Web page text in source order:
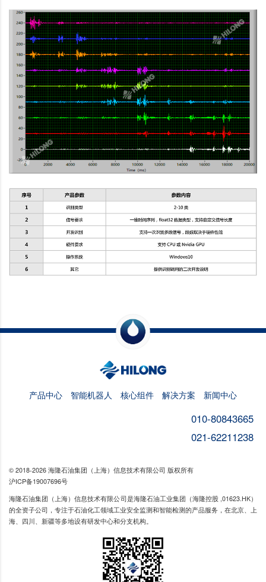
产品中心 智能机器人 核心组件 解决方案 新闻中心
010-80843665
021-62211238
© 2018-2026 海隆石油集团（上海）信息技术有限公司 版权所有
沪ICP备19007696号
海隆石油集团（上海）信息技术有限公司是海隆石油工业集团（海隆控股 ,01623.HK）
的全资子公司，专注于石油化工领域工业安全监测和智能检测的产品服务，在北京、上
海、四川、新疆等多地设有研发中心和分支机构。